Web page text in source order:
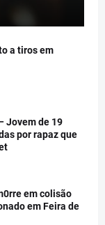
a tiros em
Jovem de 19
por rapaz que
em colisão
em Feira de